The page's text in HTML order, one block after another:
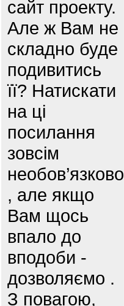
сайт проекту.
Але ж Вам не
складно буде
подивитись
її? Натискати
на ці
посилання
зовсім
необов’язково
, але якщо
Вам щось
впало до
вподоби -
дозволяємо .
З повагою,